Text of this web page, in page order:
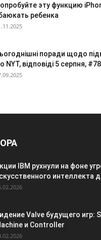
эту функцию
ребенка
поради щодо
NYT, відповіді 5 серпня,
IBM рухнули на фоне
интеллекта
Valve будущего игр:
и Controller